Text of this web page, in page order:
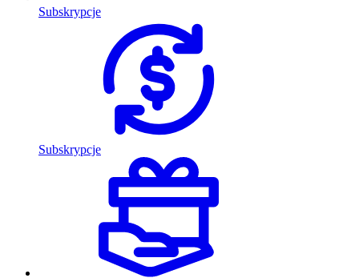
Subskrypcje
Subskrypcje